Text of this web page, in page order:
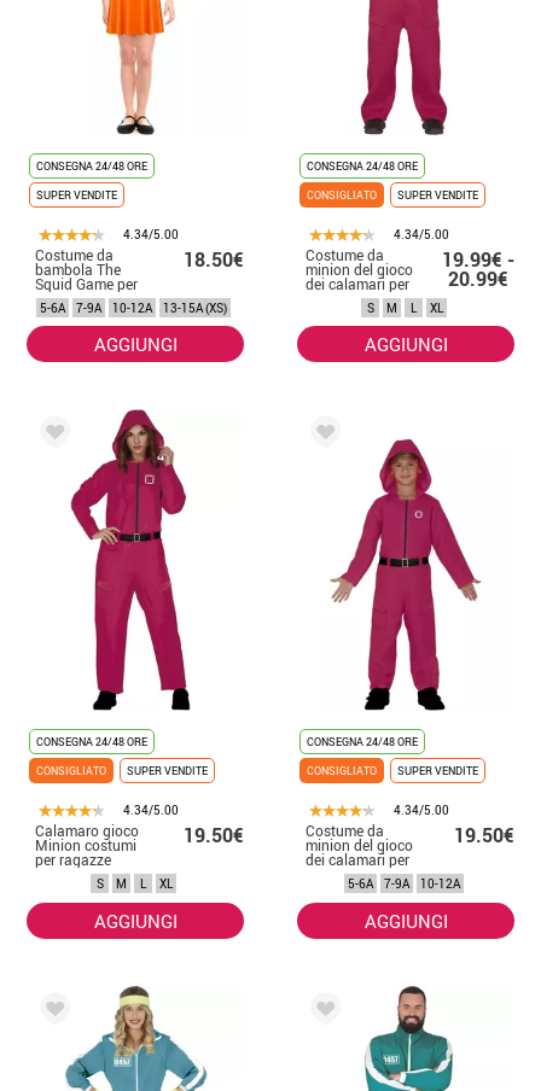
CONSEGNA 24/48 ORE
SUPER VENDITE
4.34/5.00
Costume da
bambola The
Squid Game per
bambina
18.50€
5-6A 7-9A 10-12A 13-15A (XS)
AGGIUNGI
CONSEGNA 24/48 ORE
CONSIGLIATO
SUPER VENDITE
4.34/5.00
Costume da
minion del gioco
dei calamari per
19.99€ -
20.99€
S M L XL
AGGIUNGI
CONSEGNA 24/48 ORE
CONSIGLIATO
SUPER VENDITE
4.34/5.00
Calamaro gioco
Minion costumi
per ragazze
19.50€
S M L XL
AGGIUNGI
CONSEGNA 24/48 ORE
CONSIGLIATO
SUPER VENDITE
4.34/5.00
Costume da
minion del gioco
dei calamari per
bambini
19.50€
5-6A 7-9A 10-12A
AGGIUNGI